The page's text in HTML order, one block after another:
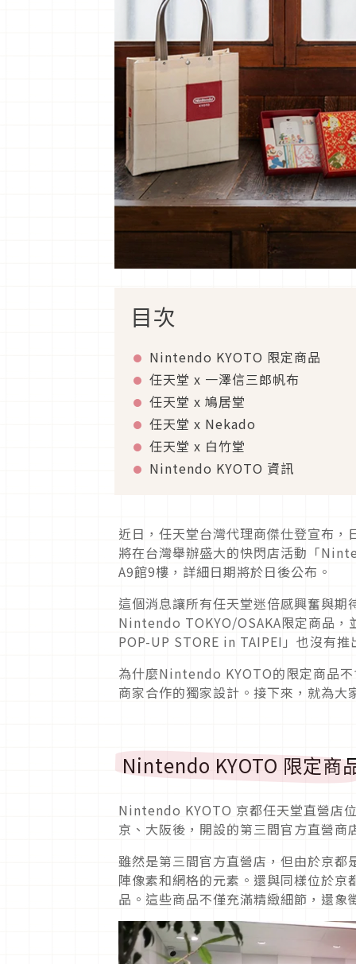
目次
Nintendo KYOTO 限定商品
任天堂 x 一澤信三郎帆布
任天堂 x 鳩居堂
任天堂 x Nekado
任天堂 x 白竹堂
Nintendo KYOTO 資訊
近日，任天堂台灣代理商傑仕登宣布
將在台灣舉辦盛大的快閃店活動「
A9館9樓，詳細日期將於日後公布。
這個消息讓所有任天堂迷倍感興奮與
Nintendo TOKYO/OSAKA限定商品
POP-UP STORE in TAIPEI」也沒有推
為什麼Nintendo KYOTO的限定商品
商家合作的獨家設計。接下來，就為
Nintendo KYOTO 限定商
Nintendo KYOTO 京都任天堂直營店
京、大阪後，開設的第三間官方直營商
雖然是第三間官方直營店，但由於京
陣像素和網格的元素。還與同樣位於
品。這些商品不僅充滿精緻細節，還象